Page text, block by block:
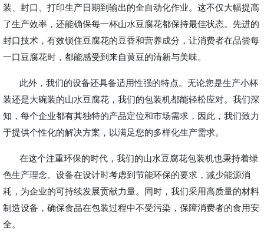
装、封口、打印生产日期到输出的全自动化作业。这不仅大幅提高
了生产效率，还能确保每一杯山水豆腐花都保持最佳状态。先进的
封口技术，有效锁住豆腐花的豆香和营养成分，让消费者在品尝每
一口豆腐花时，都能感受到来自黄豆的清新与美味。
此外，我们的设备还具备适用性强的特点。无论您是生产小杯
装还是大碗装的山水豆腐花，我们的包装机都能轻松应对。我们深
知，每个企业都有其独特的产品定位和市场需求，因此，我们致力
于提供个性化的解决方案，以满足您的多样化生产需求。
在这个注重环保的时代，我们的山水豆腐花包装机也秉持着绿
色生产理念。设备在设计时考虑到节能环保的要求，减少能源消
耗，为企业的可持续发展贡献力量。同时，我们采用高质量的材料
制造设备，确保食品在包装过程中不受污染，保障消费者的食用安
全。